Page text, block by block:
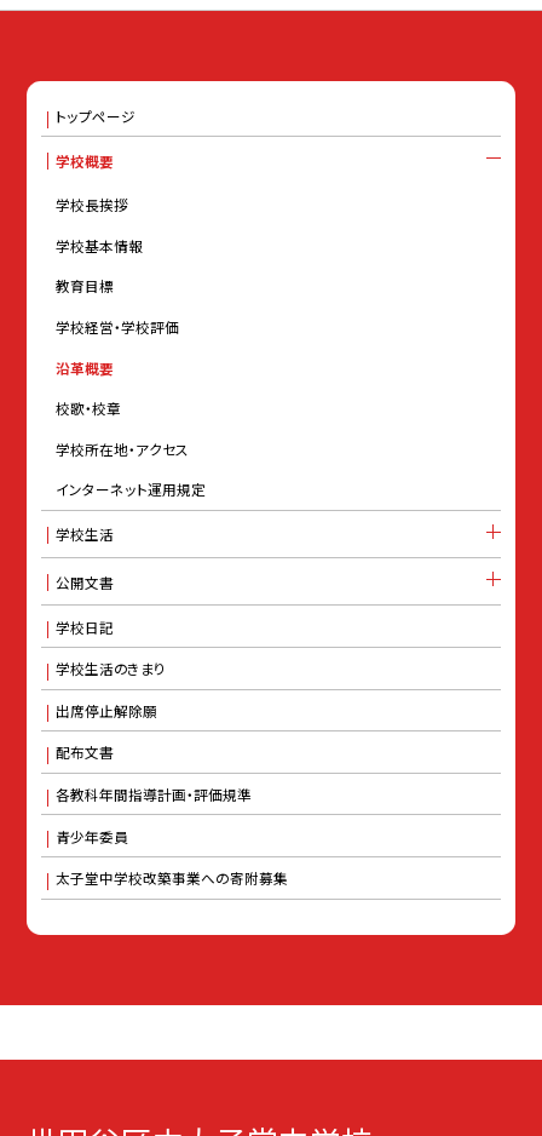
トップページ
学校概要
学校長挨拶
学校基本情報
教育目標
学校経営・学校評価
沿革概要
校歌・校章
学校所在地・アクセス
インターネット運用規定
学校生活
公開文書
学校日記
学校生活のきまり
出席停止解除願
配布文書
各教科年間指導計画・評価規準
青少年委員
太子堂中学校改築事業への寄附募集